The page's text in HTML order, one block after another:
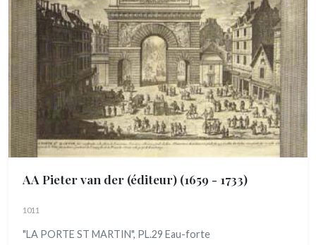
AA Pieter van der (éditeur) (1659 - 1733)
1011
"LA PORTE ST MARTIN", PL.29 Eau-forte